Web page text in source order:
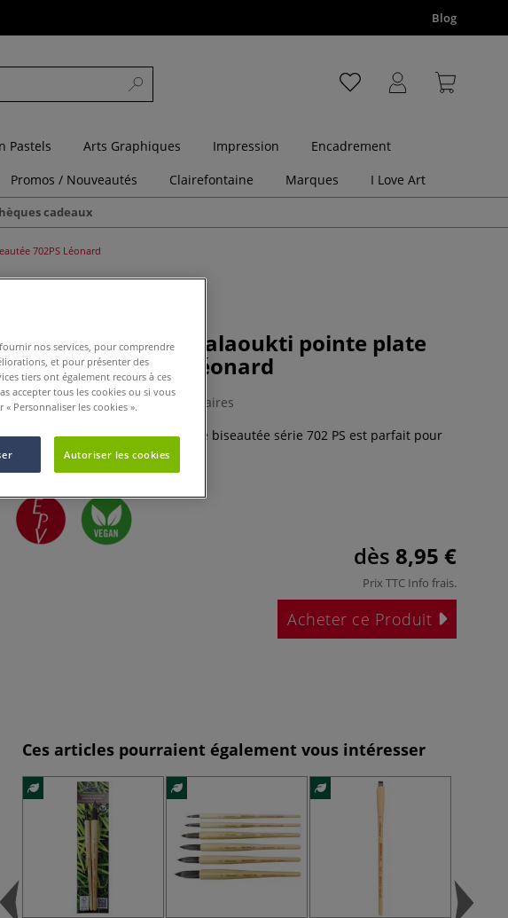
Blog
Pastels Arts Graphiques Impression
Encadrement
Promos / Nouveautés Clairefontaine Marques I Love Art
cadeaux
702PS Léonard
Pinceau bambou Talaoukti pointe plate
biseautée 702PS Léonard
0 Commentaires
Ce pinceau Talaoutki pointe plate biseautée série 702 PS est parfait pour
l'aquarelle.
Plus
dès 8,95 €
Prix TTC Info frais.
Acheter ce Produit
Ces articles pourraient également vous intéresser
nos services, pour comprendre
et pour présenter des
tiers ont également recours à ces
accepter tous les cookies ou si vous
Personnaliser les cookies ».
Autoriser les cookies